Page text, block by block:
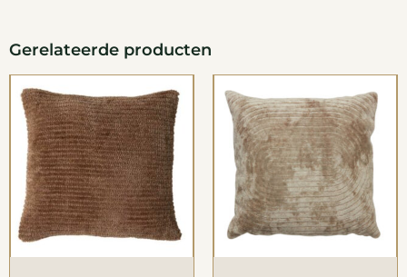
Gerelateerde producten